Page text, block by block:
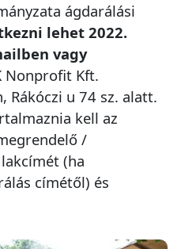
ágdarálási
lehet 2022.
vagy
Nonprofit Kft.
Rákóczi u 74 sz. alatt.
kell az
/
(ha
címétől) és